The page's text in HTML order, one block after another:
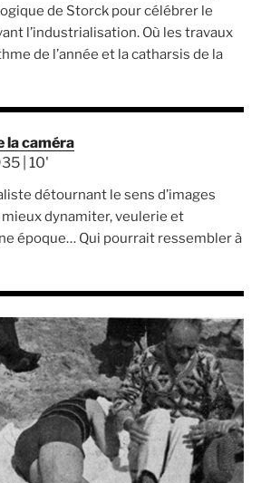
de Storck pour célébrer le
l’industrialisation. Où les travaux
de l’année et la catharsis de la
la caméra
| 10'
détournant le sens d’images
dynamiter, veulerie et
époque… Qui pourrait ressembler à